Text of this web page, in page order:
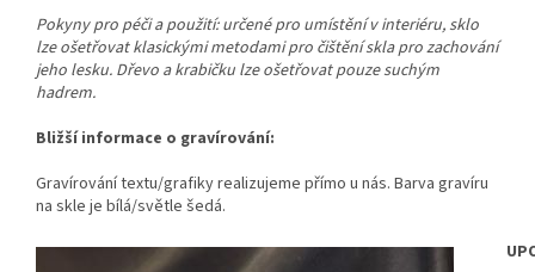
Pokyny pro péči a použití: určené pro umístění v interiéru, sklo
lze ošetřovat klasickými metodami pro čištění skla pro zachování
jeho lesku. Dřevo a krabičku lze ošetřovat pouze suchým
hadrem.
Bližší informace o gravírování:
Gravírování textu/grafiky realizujeme přímo u nás. Barva gravíru
na skle je bílá/světle šedá.